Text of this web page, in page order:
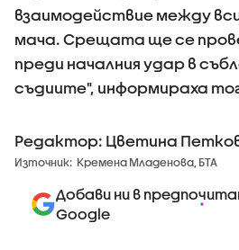
взаимодействие между
мача. Срещата ще се
преди началния удар в
съдиите", информираха
Редактор: Цветина
Източник: Кремена Младенова, БТА
Добави ни в
Google